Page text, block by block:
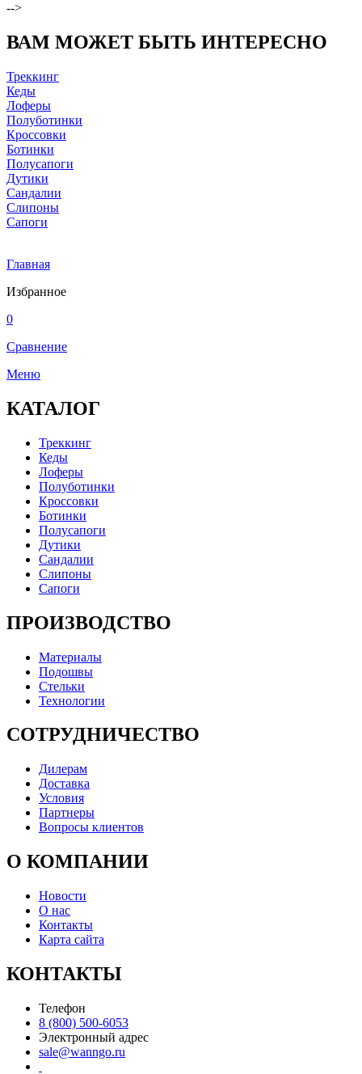
-->
ВАМ МОЖЕТ БЫТЬ ИНТЕРЕСНО
Треккинг
Кеды
Лоферы
Полуботинки
Кроссовки
Ботинки
Полусапоги
Дутики
Сандалии
Слипоны
Сапоги
Главная
Избранное
0
Сравнение
Меню
КАТАЛОГ
Треккинг
Кеды
Лоферы
Полуботинки
Кроссовки
Ботинки
Полусапоги
Дутики
Сандалии
Слипоны
Сапоги
ПРОИЗВОДСТВО
Материалы
Подошвы
Стельки
Технологии
СОТРУДНИЧЕСТВО
Дилерам
Доставка
Условия
Партнеры
Вопросы клиентов
О КОМПАНИИ
Новости
О нас
Контакты
Карта сайта
КОНТАКТЫ
Телефон
8 (800) 500-6053
Электронный адрес
sale@wanngo.ru